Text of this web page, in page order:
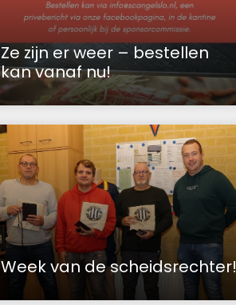
Ze zijn er weer – bestellen
kan vanaf nu!
Week van de scheidsrechter!